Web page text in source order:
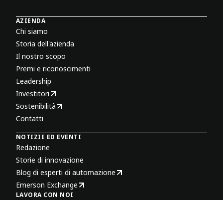
AZIENDA
Chi siamo
Storia dell'azienda
Il nostro scopo
Premi e riconoscimenti
Leadership
Investitori
Sostenibilità
Contatti
NOTIZIE ED EVENTI
Redazione
Storie di innovazione
Blog di esperti di automazione
Emerson Exchange
LAVORA CON NOI